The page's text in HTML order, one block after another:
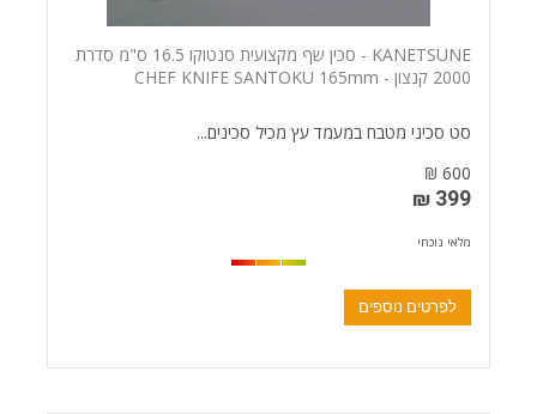
KANETSUNE - סכין שף מקצועית סנטוקו 16.5 ס"מ סדרת
2000 קנצון - CHEF KNIFE SANTOKU 165mm
סט סכיני מטבח במעמד עץ מכיל סכינים...
600 ₪
399 ₪
מלאי נוכחי
לפרטים נוספים